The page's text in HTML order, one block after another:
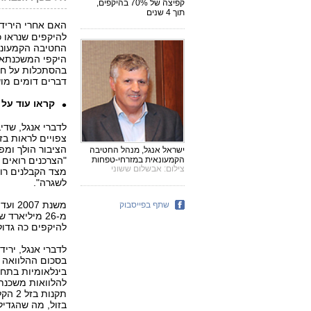
האם אחרי
להיקפים
היקפי
בהסתכלות על
דברים דומים
קראו עוד
לדברי אנגל,
צפויים לראות
הציבור הולך
"הצרכנים
מצד הקבלנים
לשגרה".
להיקפים כה
לדברי אנגל,
בינלאומיות
להלוואות
בזול, מה
קפיצה של 70% בהיקפים,
תוך 4 שנים
ישראל אנגל, מנהל החטיבה
הקמעונאית במזרחי-טפחות
צילום: אבשלום ששוני
שתף בפייסבוק